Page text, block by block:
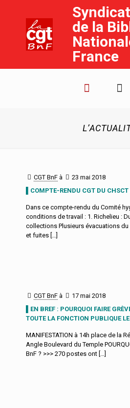
de la
France
CGT BnF à
23 mai 2018
▌COMPTE-RENDU CGT DU
Dans ce compte-rendu du Comité
conditions de travail : 1. Richelieu :
collections Plusieurs évacuations
et fuites […]
CGT BnF à
17 mai 2018
▌EN BREF : POURQUOI FAIRE
TOUTE LA FONCTION PUBLIQUE
MANIFESTATION à 14h place de la
Angle Boulevard du Temple
BnF ? >>> 270 postes ont […]